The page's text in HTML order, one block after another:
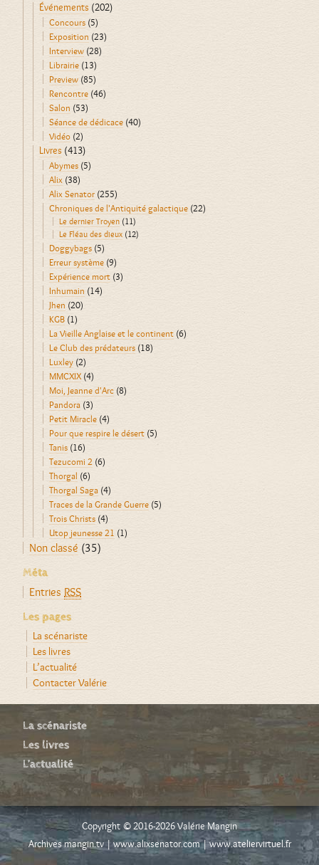
Événements (202)
Concours (5)
Exposition (23)
Interview (28)
Librairie (13)
Preview (85)
Rencontre (46)
Salon (53)
Séance de dédicace (40)
Vidéo (2)
Livres (413)
Abymes (5)
Alix (38)
Alix Senator (255)
Chroniques de l'Antiquité galactique (22)
Le dernier Troyen (11)
Le Fléau des dieux (12)
Doggybags (5)
Erreur système (9)
Expérience mort (3)
Inhumain (14)
Jhen (20)
KGB (1)
La Vieille Anglaise et le continent (6)
Le Club des prédateurs (18)
Luxley (2)
MMCXIX(4)
Moi, Jeanne d'Arc (8)
Pandora (3)
Petit Miracle (4)
Pour que respire le désert (5)
Tanis (16)
Tezucomi 2 (6)
Thorgal (6)
Thorgal Saga (4)
Traces de la Grande Guerre (5)
Trois Christs (4)
Utop jeunesse 21 (1)
Non classé (35)
Méta
Entries RSS
Les pages
La scénariste
Les livres
L’actualité
Contacter Valérie
La scénariste
Les livres
L’actualité
Copyright © 2016-2026 Valérie Mangin
Archives mangin.tv|www.alixsenator.com|www.ateliervirtuel.fr